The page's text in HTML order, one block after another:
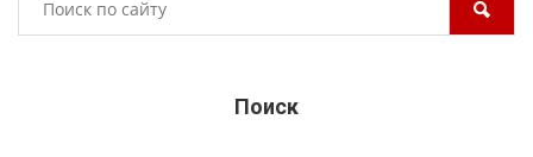
Поиск